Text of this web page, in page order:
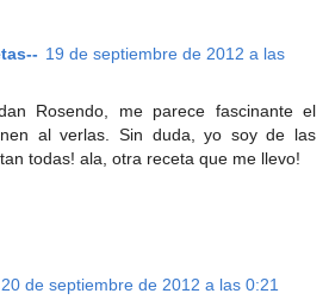
19 de septiembre de 2012 a las
Rosendo, me parece fascinante el
al verlas. Sin duda, yo soy de las
todas! ala, otra receta que me llevo!
20 de septiembre de 2012 a las 0:21